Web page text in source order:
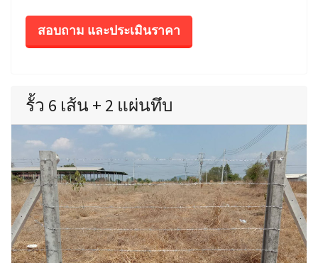
สอบถาม และประเมินราคา
รั้ว 6 เส้น + 2 แผ่นทึบ